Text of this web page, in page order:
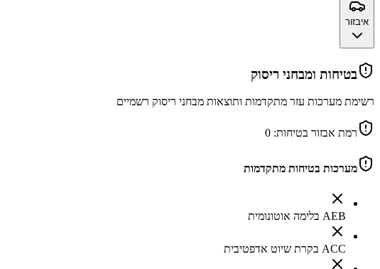
איבזור
בטיחות ומבחני ריסוק
רשימת מערכות עזר מתקדמות ותוצאות מבחני ריסוק רשמיים
רמת אבזור בטיחות: 0
מערכות בטיחות מתקדמות
AEB בלימה אוטונומית
ACC בקרת שיוט אדפטיבית